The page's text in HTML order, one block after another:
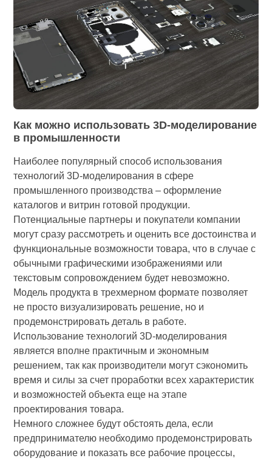
Как можно использовать 3D-моделирование
в промышленности
Наиболее популярный способ использования
технологий 3D-моделирования в сфере
промышленного производства – оформление
каталогов и витрин готовой продукции.
Потенциальные партнеры и покупатели компании
могут сразу рассмотреть и оценить все достоинства и
функциональные возможности товара, что в случае с
обычными графическими изображениями или
текстовым сопровождением будет невозможно.
Модель продукта в трехмерном формате позволяет
не просто визуализировать решение, но и
продемонстрировать деталь в работе.
Использование технологий 3D-моделирования
является вполне практичным и экономным
решением, так как производители могут сэкономить
время и силы за счет проработки всех характеристик
и возможностей объекта еще на этапе
проектирования товара.
Немного сложнее будут обстоять дела, если
предпринимателю необходимо продемонстрировать
оборудование и показать все рабочие процессы,